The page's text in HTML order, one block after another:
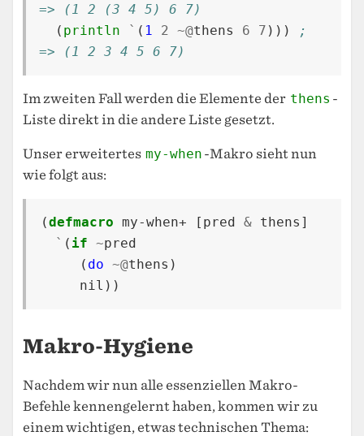
=> (1 2 (3 4 5) 6 7)
( println ` ( 1 2 ~@thens 6 7 )))
;
=> (1 2 3 4 5 6 7)
Im zweiten Fall werden die Elemente der thens -
Liste direkt in die andere Liste gesetzt.
Unser erweitertes my-when -Makro sieht nun
wie folgt aus:
(defmacro my-when+ [ pred & thens ]
` ( if ~pred
( do ~@thens )
nil ))
Makro-Hygiene
Nachdem wir nun alle essenziellen Makro-
Befehle kennengelernt haben, kommen wir zu
einem wichtigen, etwas technischen Thema: